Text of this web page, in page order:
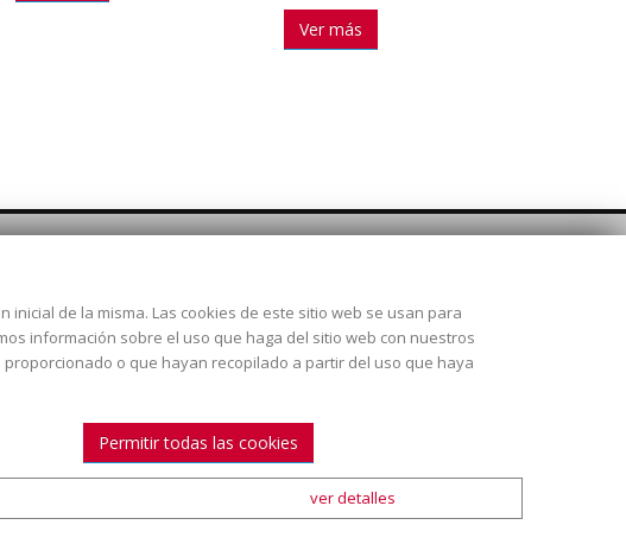
Ver más
nº 14, 28925
Condiciones de venta|Mapa Web
de la misma. Las cookies de este sitio web se usan para
información sobre el uso que haga del sitio web con nuestros
o que hayan recopilado a partir del uso que haya
Permitir todas las cookies
ver detalles